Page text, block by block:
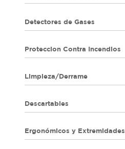
Detectores de Gases
Proteccion Contra Incendios
Limpieza/Derrame
Descartables
Ergonómicos y Extremidades